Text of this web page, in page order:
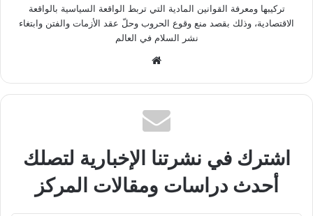
تركيبها ومعرفة القوانين المادية التي تربط الواقعة السياسية بالواقعة
الاقتصادية، وذلك بقصد منع وقوع الحروب وحلّ عقد الأزمات والفتن وابتغاء
نشر السلام في العالم
اشترك في نشرتنا الإخبارية لتصلك
أحدث دراسات ومقالات المركز